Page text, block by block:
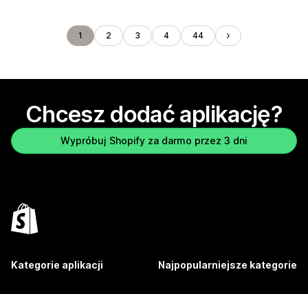
1 2 3 4 44
Chcesz dodać aplikację?
Wypróbuj Shopify za darmo przez 3 dni
Kategorie aplikacji Najpopularniejsze kategorie